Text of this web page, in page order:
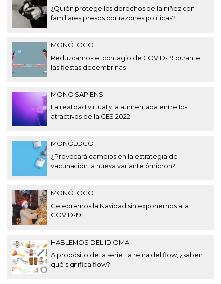
¿Quién protege los derechos de la niñez con
familiares presos por razones políticas?
MONÓLOGO
Reduzcamos el contagio de COVID-19 durante
las fiestas decembrinas
MONO SAPIENS
La realidad virtual y la aumentada entre los
atractivos de la CES 2022
MONÓLOGO
¿Provocará cambios en la estrategia de
vacunación la nueva variante ómicron?
MONÓLOGO
Celebremos la Navidad sin exponernos a la
COVID-19
HABLEMOS DEL IDIOMA
A propósito de la serie La reina del flow, ¿saben
qué significa flow?